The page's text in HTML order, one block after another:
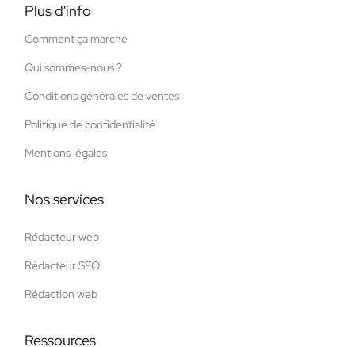
Plus d'info
Comment ça marche
Qui sommes-nous ?
Conditions générales de ventes
Politique de confidentialité
Mentions légales
Nos services
Rédacteur web
Rédacteur SEO
Rédaction web
Ressources